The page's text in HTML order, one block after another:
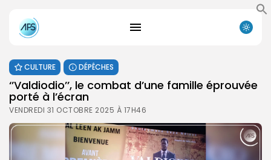
CULTURE DÉPÊCHES
‘’Valdiodio’’, le combat d’une famille éprouvée
porté à l’écran
VENDREDI 31 OCTOBRE 2025 À 17H46